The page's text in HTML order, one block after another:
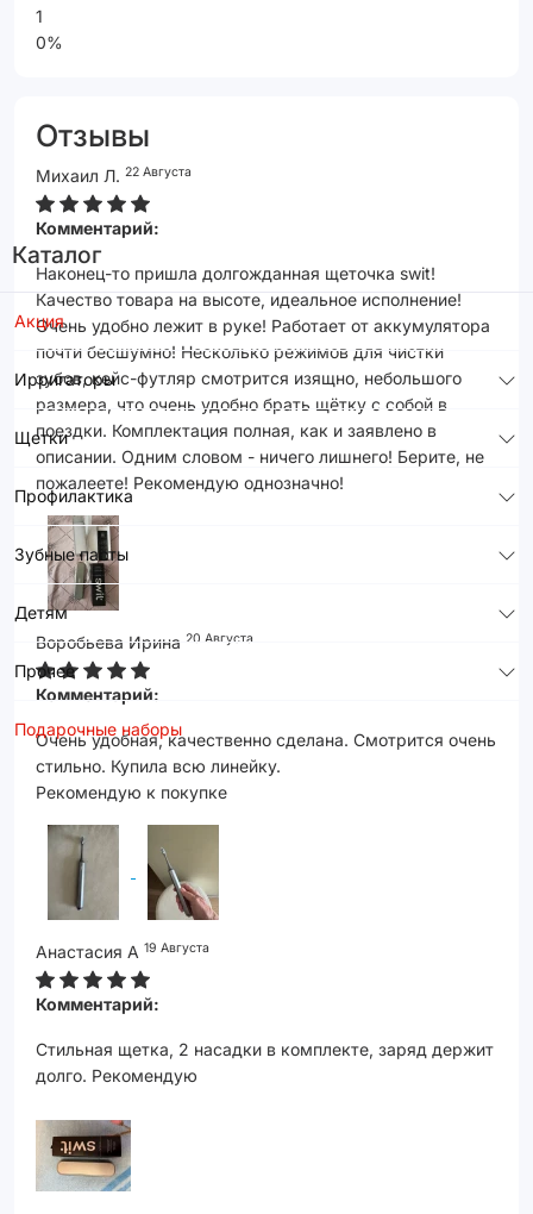
Каталог
Акция
Ирригаторы
Щетки
Профилактика
Зубные пасты
Детям
Прочее
Подарочные наборы
1
0%
Отзывы
Михаил Л. 22 Августа
Комментарий:
Наконец-то пришла долгожданная щеточка swit!
Качество товара на высоте, идеальное исполнение!
Очень удобно лежит в руке! Работает от аккумулятора
почти бесшумно! Несколько режимов для чистки
зубов, кейс-футляр смотрится изящно, небольшого
размера, что очень удобно брать щётку с собой в
поездки. Комплектация полная, как и заявлено в
описании. Одним словом - ничего лишнего! Берите, не
пожалеете! Рекомендую однозначно!
Воробьева Ирина 20 Августа
Комментарий:
Очень удобная, качественно сделана. Смотрится очень
стильно. Купила всю линейку.
Рекомендую к покупке
Анастасия А 19 Августа
Комментарий:
Стильная щетка, 2 насадки в комплекте, заряд держит
долго. Рекомендую